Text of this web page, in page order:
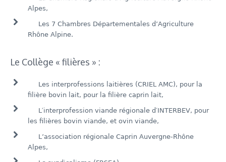
Alpes,
Les 7 Chambres Départementales d’Agriculture
Rhône Alpine.
Le Collège « filières » :
Les interprofessions laitières (CRIEL AMC), pour la
filière bovin lait, pour la filière caprin lait,
L′interprofession viande régionale d′INTERBEV, pour
les filières bovin viande, et ovin viande,
L’association régionale Caprin Auvergne-Rhône
Alpes,